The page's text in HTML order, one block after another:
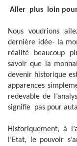
Aller plus loin
Nous voudrions
dernière idée- la
réalité beaucoup
savoir que la
devenir historique
apparences
redevable de
signifie pas pour
Historiquement, à
l’Etat, le pouvoir